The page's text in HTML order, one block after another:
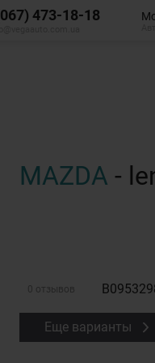
473-18-18
MAZDA -
0 отзывов
Еще варианты